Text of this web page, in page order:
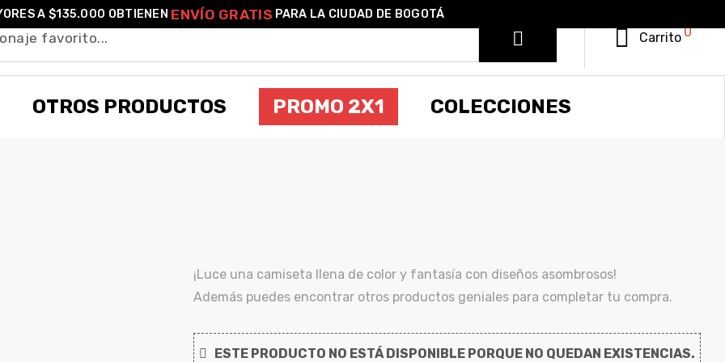
A $135.000 OBTIENEN ENVÍO GRATIS PARA LA CIUDAD DE BOGOTÁ
Carrito0
OTROS PRODUCTOS PROMO 2X1 COLECCIONES
¡Luce una camiseta llena de color y fantasía con diseños asombrosos!
Además puedes encontrar otros productos geniales para completar tu compra.
ESTE PRODUCTO NO ESTÁ DISPONIBLE PORQUE NO QUEDAN EXISTENCIAS.